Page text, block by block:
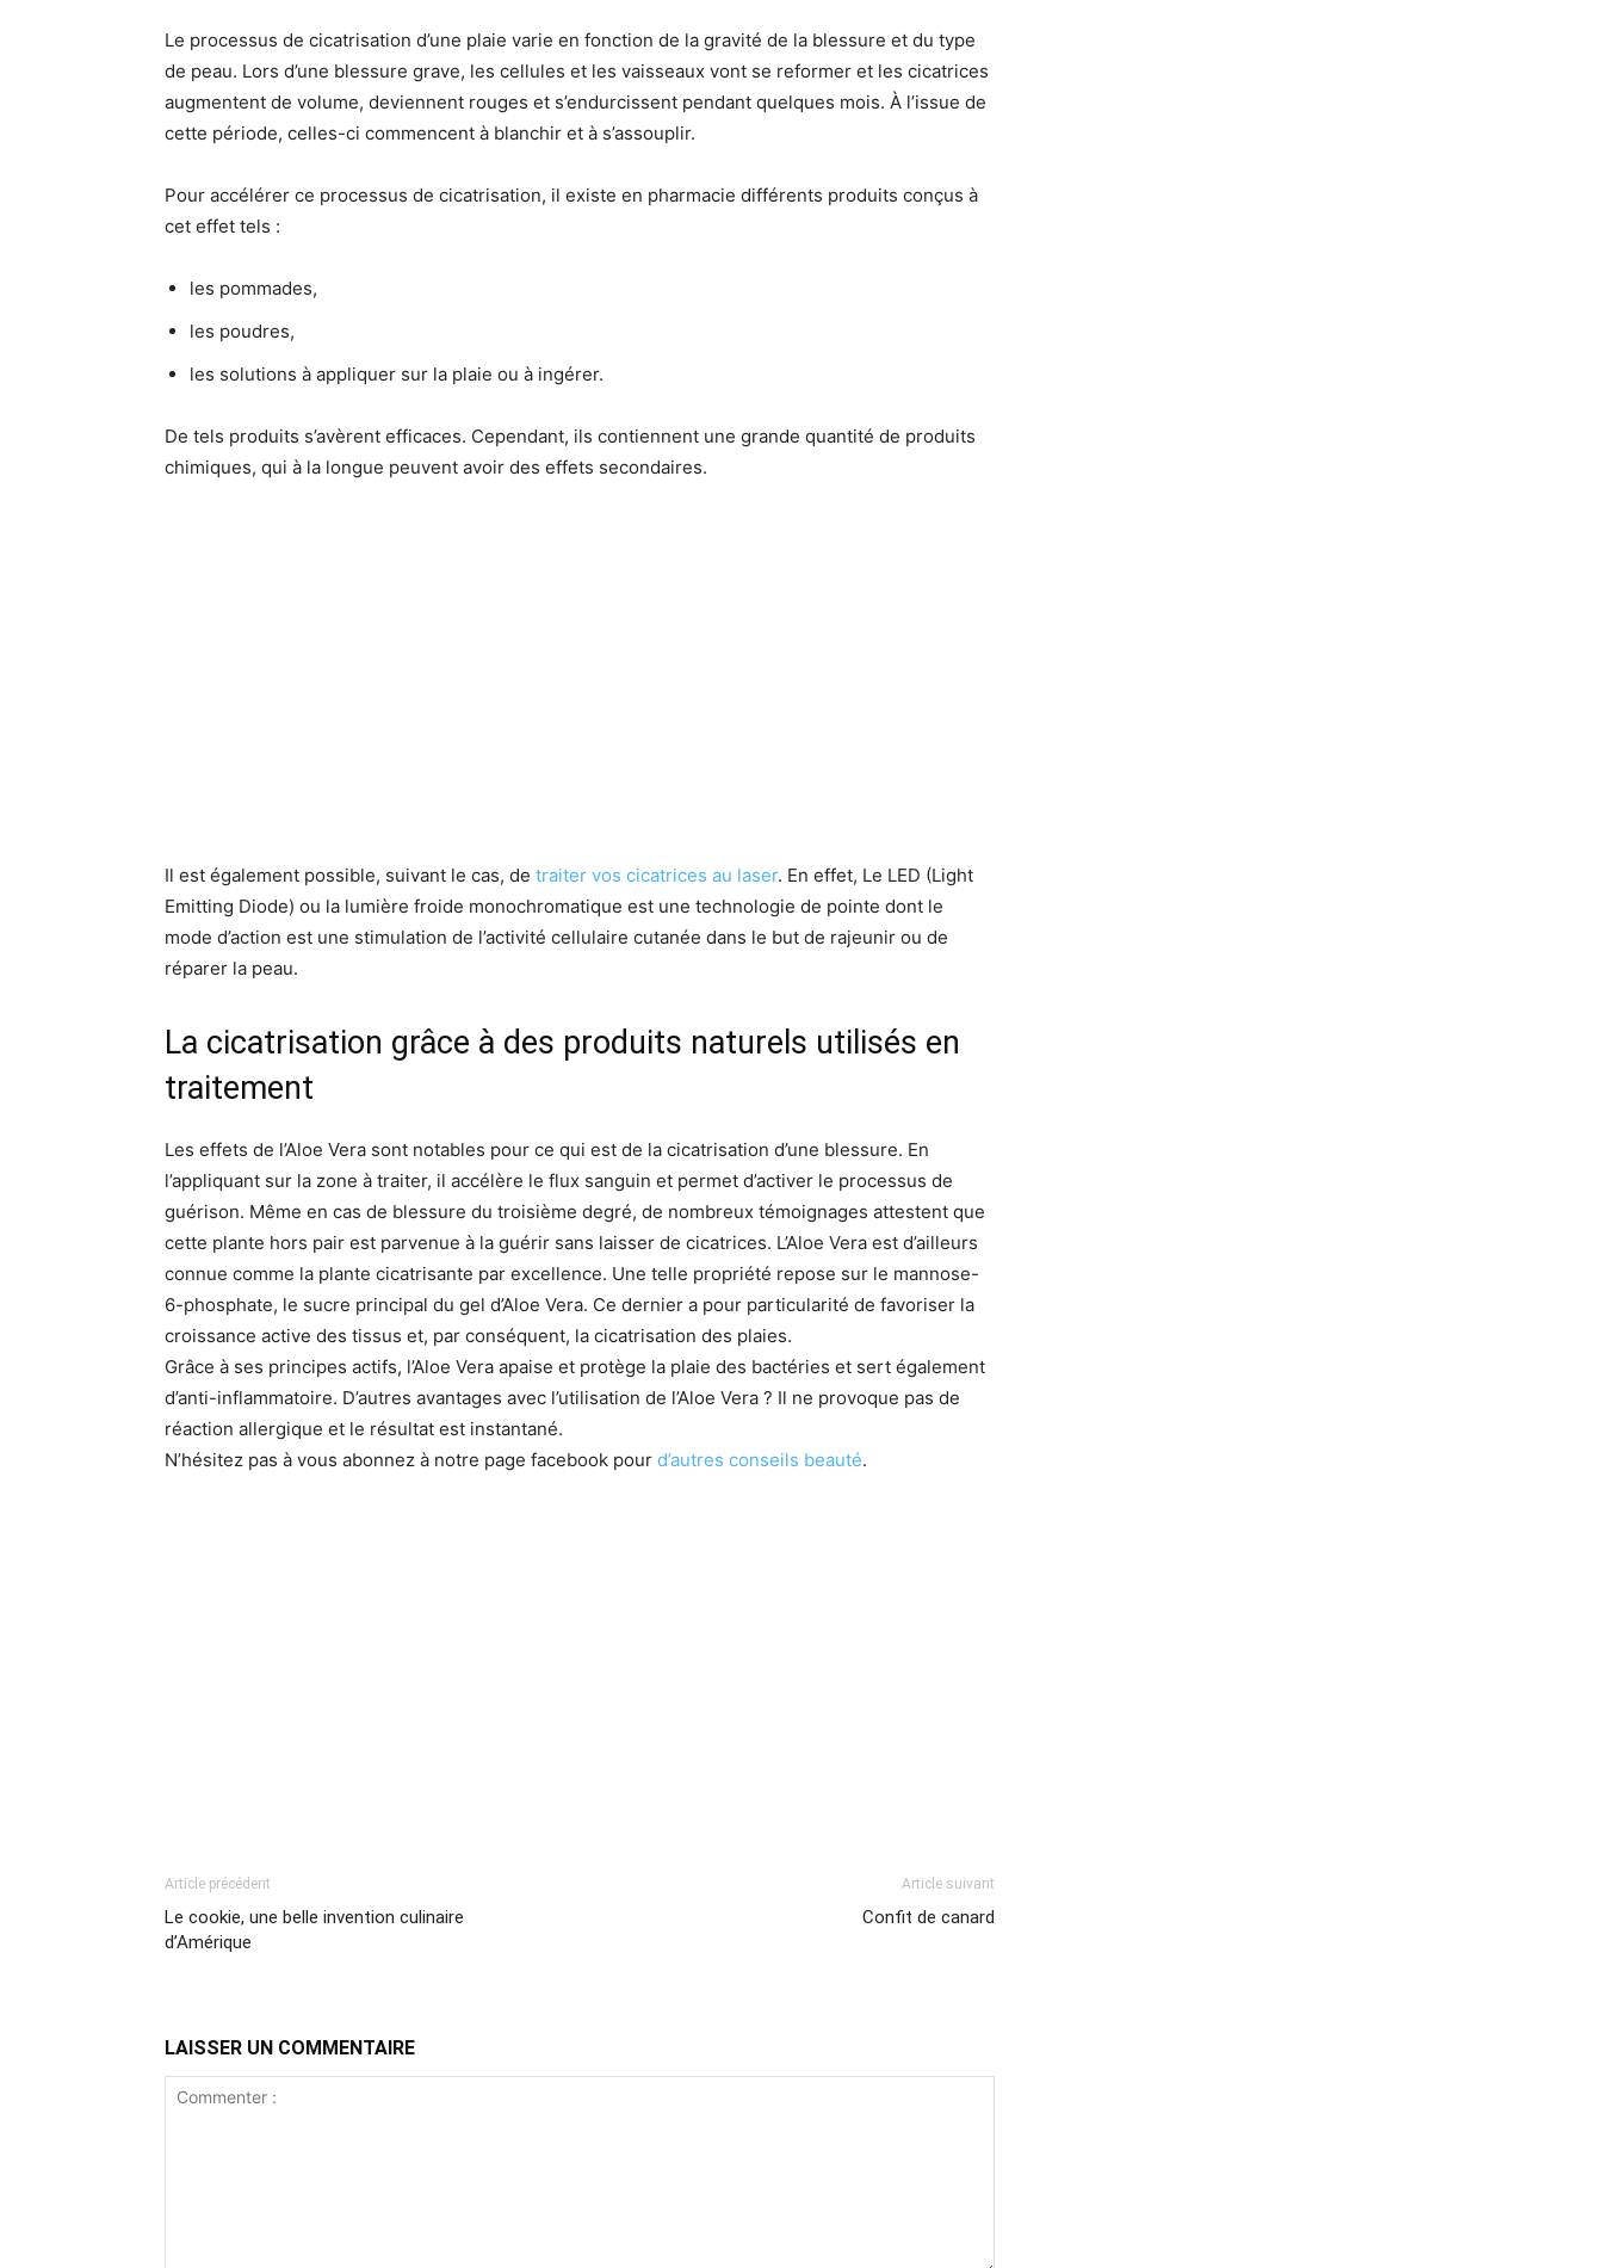
Le processus de cicatrisation d’une plaie varie en fonction de la gravité de la blessure et du type
de peau. Lors d’une blessure grave, les cellules et les vaisseaux vont se reformer et les cicatrices
augmentent de volume, deviennent rouges et s’endurcissent pendant quelques mois. À l’issue de
cette période, celles-ci commencent à blanchir et à s’assouplir.
Pour accélérer ce processus de cicatrisation, il existe en pharmacie différents produits conçus à
cet effet tels :
les pommades,
les poudres,
les solutions à appliquer sur la plaie ou à ingérer.
De tels produits s’avèrent efficaces. Cependant, ils contiennent une grande quantité de produits
chimiques, qui à la longue peuvent avoir des effets secondaires.
Il est également possible, suivant le cas, de traiter vos cicatrices au laser. En effet, Le LED (Light
Emitting Diode) ou la lumière froide monochromatique est une technologie de pointe dont le
mode d’action est une stimulation de l’activité cellulaire cutanée dans le but de rajeunir ou de
réparer la peau.
La cicatrisation grâce à des produits naturels utilisés en
traitement
Les effets de l’Aloe Vera sont notables pour ce qui est de la cicatrisation d’une blessure. En
l’appliquant sur la zone à traiter, il accélère le flux sanguin et permet d’activer le processus de
guérison. Même en cas de blessure du troisième degré, de nombreux témoignages attestent que
cette plante hors pair est parvenue à la guérir sans laisser de cicatrices. L’Aloe Vera est d’ailleurs
connue comme la plante cicatrisante par excellence. Une telle propriété repose sur le mannose-
6-phosphate, le sucre principal du gel d’Aloe Vera. Ce dernier a pour particularité de favoriser la
croissance active des tissus et, par conséquent, la cicatrisation des plaies.
Grâce à ses principes actifs, l’Aloe Vera apaise et protège la plaie des bactéries et sert également
d’anti-inflammatoire. D’autres avantages avec l’utilisation de l’Aloe Vera ? Il ne provoque pas de
réaction allergique et le résultat est instantané.
N’hésitez pas à vous abonnez à notre page facebook pour d’autres conseils beauté.
Article précédent
Le cookie, une belle invention culinaire
d’Amérique
Article suivant
Confit de canard
LAISSER UN COMMENTAIRE